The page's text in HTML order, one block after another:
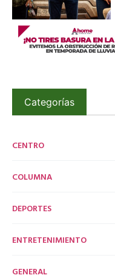
Categorías
CENTRO
COLUMNA
DEPORTES
ENTRETENIMIENTO
GENERAL